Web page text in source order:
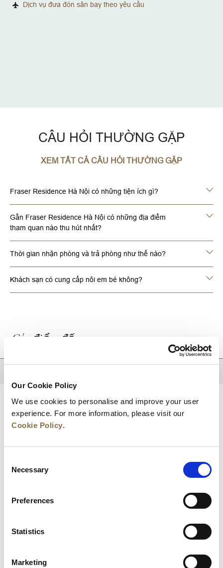
Our Cookie Policy
We use cookies to personalise and improve your user
experience. For more information, please visit our
Cookie Policy.
Selection
Necessary
Preferences
Statistics
Marketing
Dịch vụ đưa đón sân bay theo yêu cầu
CÂU HỎI THƯỜNG GẶP
XEM TẤT CẢ CÂU HỎI THƯỜNG GẶP
Fraser Residence Hà Nội có những tiện ích gì?
Gần Fraser Residence Hà Nội có những địa điểm
tham quan nào thu hút nhất?
Thời gian nhận phòng và trả phòng như thế nào?
Khách sạn có cung cấp nôi em bé không?
Các điểm đến